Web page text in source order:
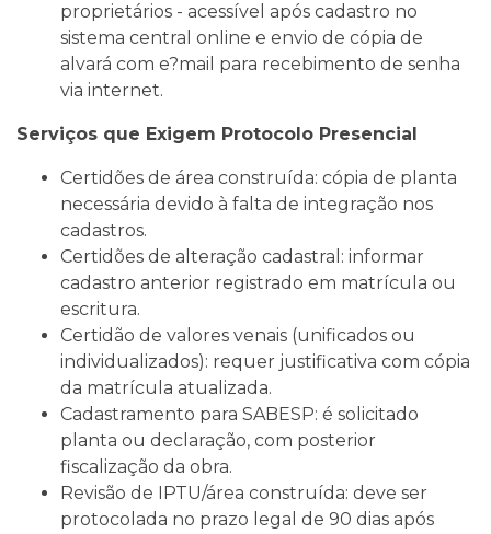
proprietários - acessível após cadastro no
sistema central online e envio de cópia de
alvará com e?mail para recebimento de senha
via internet.
Serviços que Exigem Protocolo Presencial
Certidões de área construída: cópia de planta
necessária devido à falta de integração nos
cadastros.
Certidões de alteração cadastral: informar
cadastro anterior registrado em matrícula ou
escritura.
Certidão de valores venais (unificados ou
individualizados): requer justificativa com cópia
da matrícula atualizada.
Cadastramento para SABESP: é solicitado
planta ou declaração, com posterior
fiscalização da obra.
Revisão de IPTU/área construída: deve ser
protocolada no prazo legal de 90 dias após